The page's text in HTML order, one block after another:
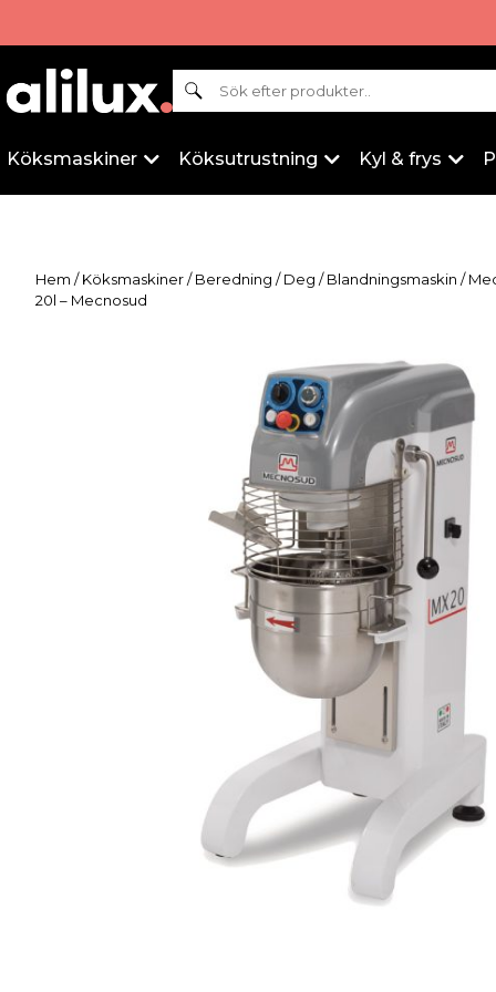
Sök
Köksmaskiner Köksutrustning Kyl & frys
Hem /Köksmaskiner/Beredning /Deg /Blandningsmaskin /
20l – Mecnosud